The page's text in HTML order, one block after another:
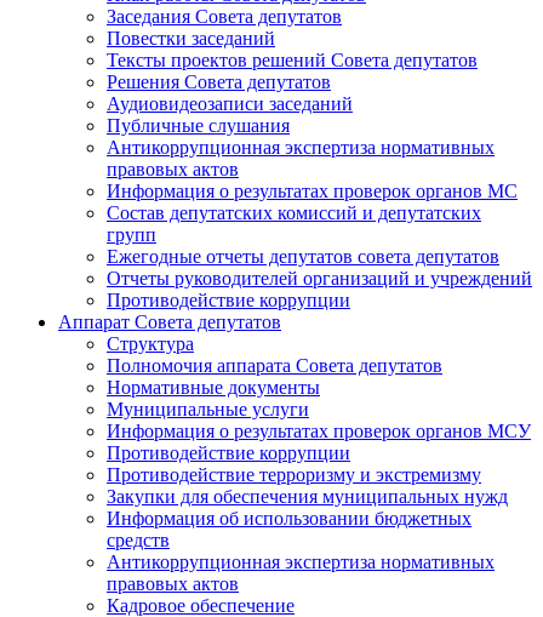
Заседания Cовета депутатов
Повестки заседаний
Тексты проектов решений Совета депутатов
Решения Совета депутатов
Аудиовидеозаписи заседаний
Публичные слушания
Антикоррупционная экспертиза нормативных
правовых актов
Информация о результатах проверок органов МС
Состав депутатских комиссий и депутатских
групп
Ежегодные отчеты депутатов совета депутатов
Отчеты руководителей организаций и учреждений
Противодействие коррупции
Аппарат Совета депутатов
Структура
Полномочия аппарата Совета депутатов
Нормативные документы
Муниципальные услуги
Информация о результатах проверок органов МСУ
Противодействие коррупции
Противодействие терроризму и экстремизму
Закупки для обеспечения муниципальных нужд
Информация об использовании бюджетных
средств
Антикоррупционная экспертиза нормативных
правовых актов
Кадровое обеспечение